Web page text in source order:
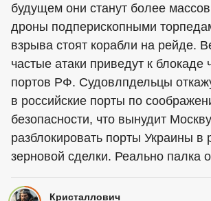
будущем они станут более
дроны подперископными
взрыва стоят корабли на рейде.
частые атаки приведут к блокаде
портов РФ. Судовлпдельцы
в российские порты по
безопасности, что вынудит Москву
разблокировать порты Украины в
зерновой сделки. Реально палка
Кристаллович